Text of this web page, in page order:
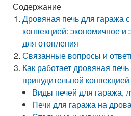
Содержание
Дровяная печь для гаража
конвекцией: экономичное
для отопления
Связанные вопросы и
Как работает дровяная
принудительной конвекцией
Виды печей для гаража,
Печи для гаража на